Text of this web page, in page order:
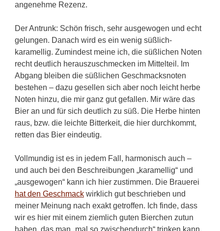
angenehme Rezenz.
Der Antrunk: Schön frisch, sehr ausgewogen und echt
gelungen. Danach wird es ein wenig süßlich-
karamellig. Zumindest meine ich, die süßlichen Noten
recht deutlich herauszuschmecken im Mittelteil. Im
Abgang bleiben die süßlichen Geschmacksnoten
bestehen – dazu gesellen sich aber noch leicht herbe
Noten hinzu, die mir ganz gut gefallen. Mir wäre das
Bier an und für sich deutlich zu süß. Die Herbe hinten
raus, bzw. die leichte Bitterkeit, die hier durchkommt,
retten das Bier eindeutig.
Vollmundig ist es in jedem Fall, harmonisch auch –
und auch bei den Beschreibungen „karamellig“ und
„ausgewogen“ kann ich hier zustimmen. Die Brauerei
hat den Geschmack wirklich gut beschrieben und
meiner Meinung nach exakt getroffen. Ich finde, dass
wir es hier mit einem ziemlich guten Bierchen zutun
haben, das man „mal so zwischendurch“ trinken kann.